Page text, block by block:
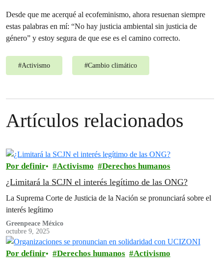
Desde que me acerqué al ecofeminismo, ahora resuenan siempre
estas palabras en mí: “No hay justicia ambiental sin justicia de
género” y estoy segura de que ese es el camino correcto.
#Activismo #Cambio climático
Artículos relacionados
Por definir Activismo Derechos humanos
¿Limitará la SCJN el interés legítimo de las ONG?
La Suprema Corte de Justicia de la Nación se pronunciará sobre el
interés legítimo
Greenpeace México
octubre 9, 2025
Por definir Derechos humanos Activismo